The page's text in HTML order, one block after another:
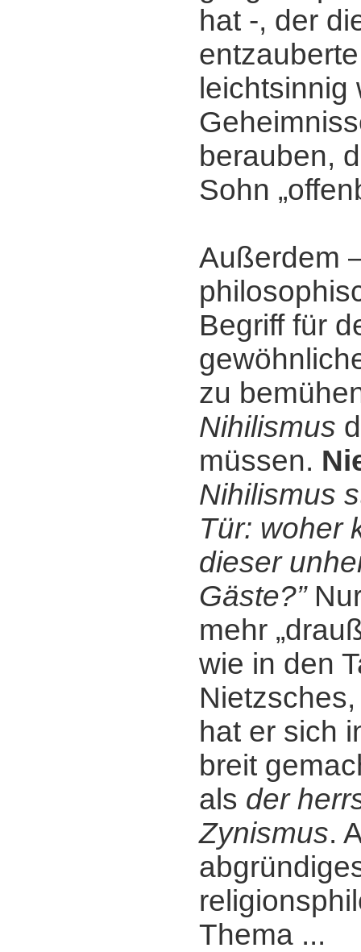
hat -, der
berauben,
Sohn
Außerdem
Begriff für
zu
Nihilismus
müssen.
Nihilismus
Tür: woher
dieser
Gäste?”
mehr
wie in den
hat er sich
breit
als der
Zynismus.
Thema ...